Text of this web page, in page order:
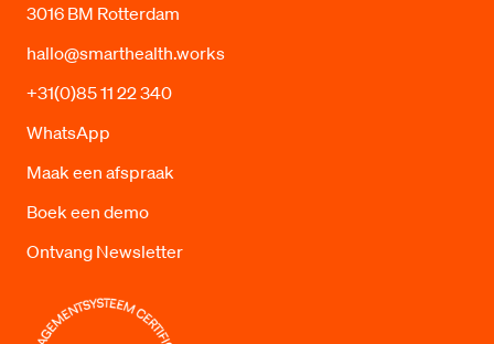
3016 BM Rotterdam
hallo@smarthealth.works
+31(0)85 11 22 340
WhatsApp
Maak een afspraak
Boek een demo
Ontvang Newsletter